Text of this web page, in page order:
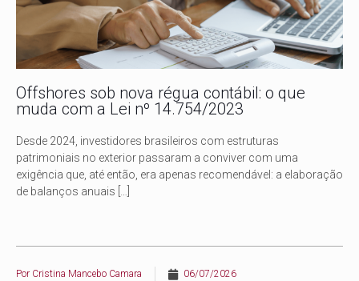
Offshores sob nova régua contábil: o que
muda com a Lei nº 14.754/2023
Desde 2024, investidores brasileiros com estruturas
patrimoniais no exterior passaram a conviver com uma
exigência que, até então, era apenas recomendável: a elaboração
de balanços anuais
Por Cristina Mancebo Camara 06/07/2026